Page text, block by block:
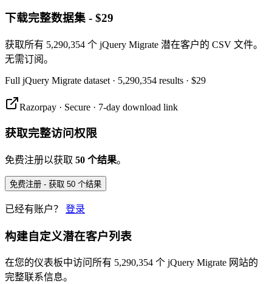
下载完整数据集 - $29
获取所有 5,290,354 个 jQuery Migrate 潜在客户的 CSV 文件。
无需订阅。
Full jQuery Migrate dataset · 5,290,354 results · $29
Razorpay · Secure · 7-day download link
获取完整访问权限
免费注册以获取 50 个结果。
免费注册 - 获取 50 个结果
已经有账户？ 登录
构建自定义潜在客户列表
在您的仪表板中访问所有 5,290,354 个 jQuery Migrate 网站的
完整联系信息。